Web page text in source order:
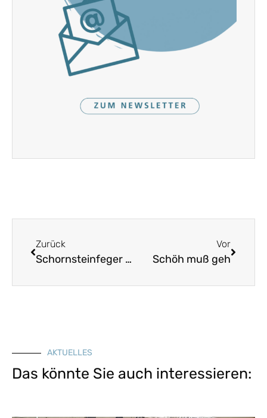
Zurück
Schornsteinfeger fegt das Haus
Vor
Schöh muß geh
AKTUELLES
Das könnte Sie auch interessieren: